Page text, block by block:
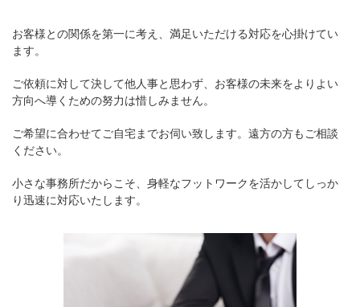
お客様との関係を第一に考え、満足いただける対応を心掛けてい
ます。
ご依頼に対して決して他人事と思わず、お客様の未来をよりよい
方向へ導くための努力は惜しみません。
ご希望に合わせてご自宅までお伺い致します。遠方の方もご相談
ください。
小さな事務所だからこそ、身軽なフットワークを活かしてしっか
り迅速に対応いたします。